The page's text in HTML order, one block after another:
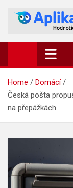
Home
Domácí
Česká pošta
na přepážkách